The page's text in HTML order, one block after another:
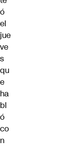
ó
el
jue
ve
s
qu
e
ha
bl
ó
co
n